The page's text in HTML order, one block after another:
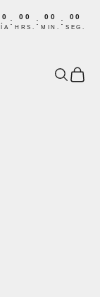
: 00
HRS.
: 00
MIN.
: 00
SEG.
Buscar
Carrito